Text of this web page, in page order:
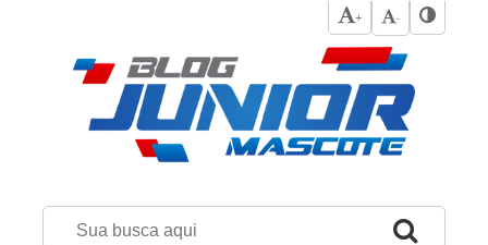
+ -